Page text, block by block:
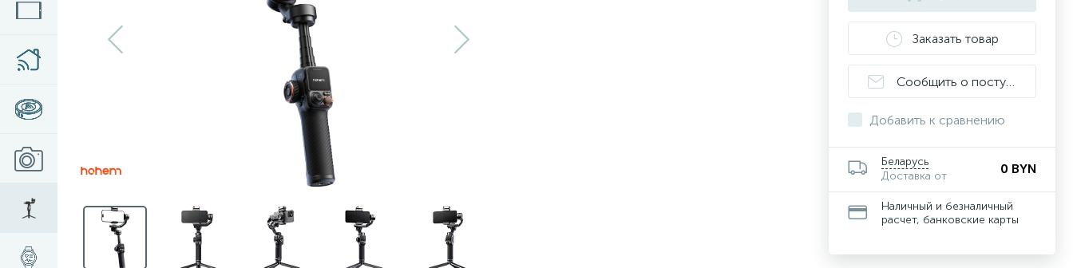
Заказать товар
Сообщить о поступлении
Добавить к сравнению
Беларусь
Доставка от
0 BYN
Наличный и безналичный
расчет, банковские карты